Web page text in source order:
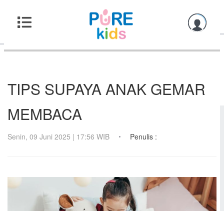
TIPS SUPAYA ANAK GEMAR
MEMBACA
Senin, 09 Juni 2025 | 17:56 WIB Penulis :